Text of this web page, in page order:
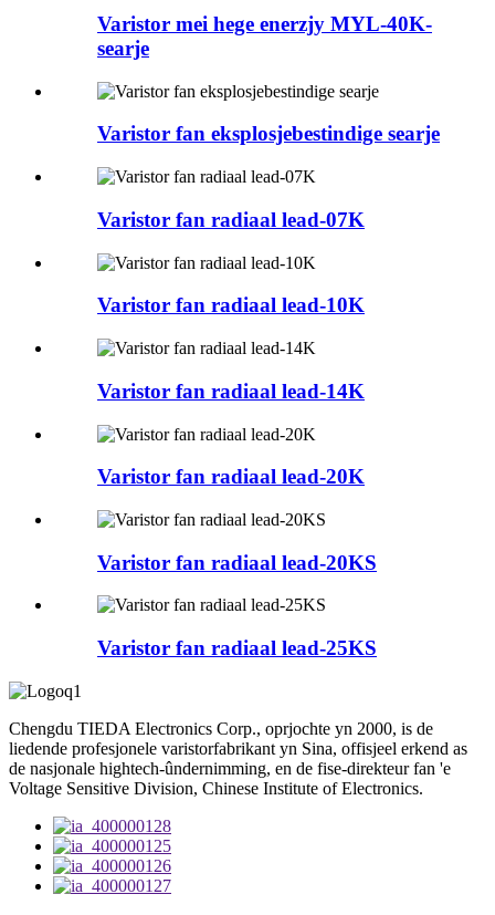
Varistor mei hege enerzjy MYL-40K-
searje
Varistor fan eksplosjebestindige searje
Varistor fan radiaal lead-07K
Varistor fan radiaal lead-10K
Varistor fan radiaal lead-14K
Varistor fan radiaal lead-20K
Varistor fan radiaal lead-20KS
Varistor fan radiaal lead-25KS
Chengdu TIEDA Electronics Corp., oprjochte yn 2000, is de
liedende profesjonele varistorfabrikant yn Sina, offisjeel erkend as
de nasjonale hightech-ûndernimming, en de fise-direkteur fan 'e
Voltage Sensitive Division, Chinese Institute of Electronics.